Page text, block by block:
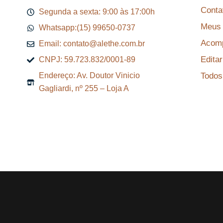
Segunda a sexta: 9:00 às 17:00h
Whatsapp:(15) 99650-0737
Email: contato@alethe.com.br
CNPJ: 59.723.832/0001-89
Endereço: Av. Doutor Vinicio
Gagliardi, nº 255 – Loja A
Meus